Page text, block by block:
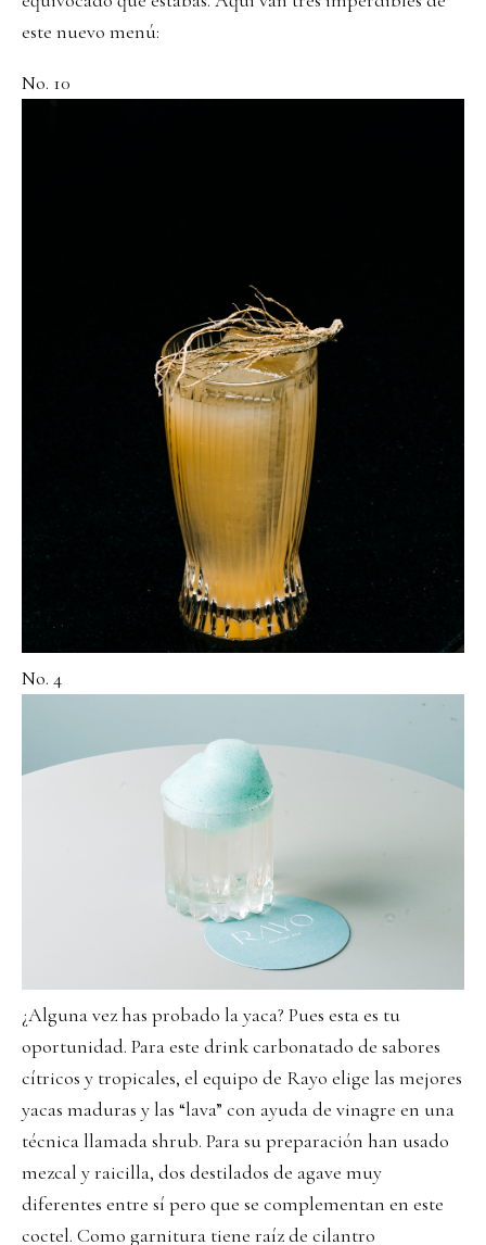
este nuevo menú:
No. 10
No. 4
¿Alguna vez has probado la yaca? Pues esta es tu
oportunidad. Para este drink carbonatado de sabores
cítricos y tropicales, el equipo de Rayo elige las mejores
yacas maduras y las “lava” con ayuda de vinagre en una
técnica llamada shrub. Para su preparación han usado
mezcal y raicilla, dos destilados de agave muy
diferentes entre sí pero que se complementan en este
coctel. Como garnitura tiene raíz de cilantro